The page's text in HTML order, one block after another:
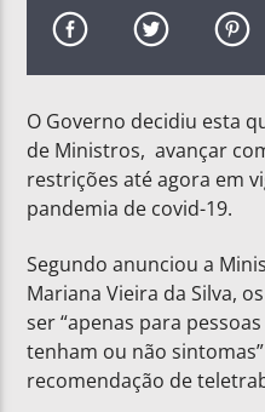
O Governo decidiu esta
de Ministros, avançar
restrições até agora em
pandemia de covid-19.
Segundo anunciou a
Mariana Vieira da Silva,
ser “apenas para
tenham ou não
recomendação de